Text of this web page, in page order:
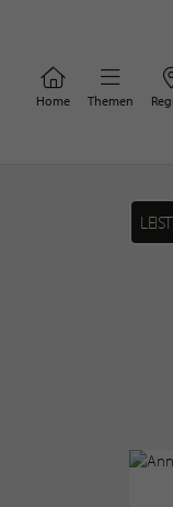
Home Themen